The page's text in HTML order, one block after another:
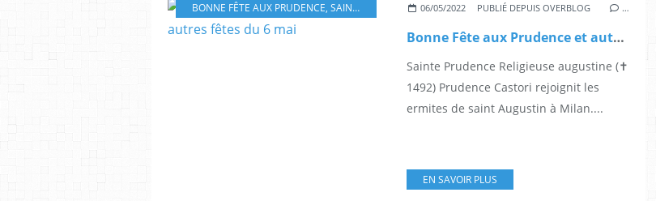
BONNE FÊTE AUX PRUDENCE, SAINTE PRUDENCE ,SAINT JACQUES CHASTAN,SAINT PIERRE NOLASQUE
06/05/2022 PUBLIÉ DEPUIS OVERBLOG …
Bonne Fête aux Prudence et autres fêtes du 6 mai
Sainte Prudence Religieuse augustine (✝
1492) Prudence Castori rejoignit les
ermites de saint Augustin à Milan....
EN SAVOIR PLUS